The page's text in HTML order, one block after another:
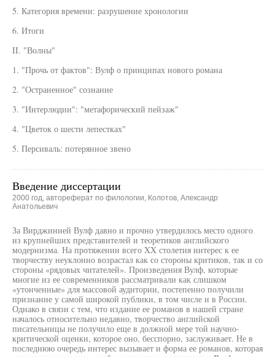
5. Категория времени: разрушение хронологии
6. Итоги
II. "Волны"
1. "Прочь от фактов": Вулф о принципах нового романа
2. "Остраненное" сознание
3. "Интерлюдии": "метафорический пейзаж"
4. "Цветок о шести лепестках"
5. Персиваль: потерянное звено
Введение диссертации
2000 год, автореферат по филологии, Колотов, Александр
Анатольевич
За Вирджинией Вулф давно и прочно утвердилось место одного
из крупнейших представителей и теоретиков английского
модернизма. На протяжении всего XX столетия интерес к ее
творчеству неуклонно возрастал как со стороны критиков, так и со
стороны «рядовых читателей». Произведения Вулф, которые
многие из ее современников рассматривали как слишком
«утонченные» для массовой аудитории, постепенно получили
признание у самой широкой публики, в том числе и в России.
Однако в связи с тем, что издание ее романов в нашей стране
началось относительно недавно, творчество английской
писательницы не получило еще в должной мере той научно-
критической оценки, которое оно, бесспорно, заслуживает. Не в
последнюю очередь интерес вызывает и форма ее романов, которая